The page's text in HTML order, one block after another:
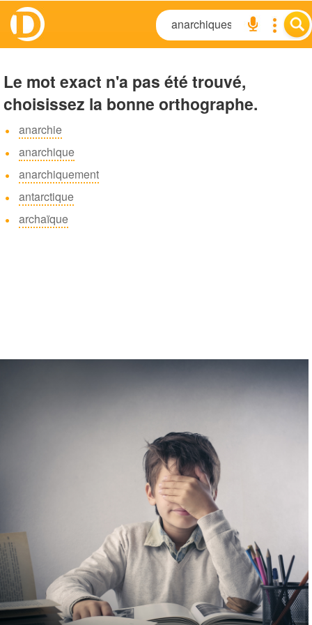
Le mot exact n'a pas été trouvé,
choisissez la bonne orthographe.
anarchie
anarchique
anarchiquement
antarctique
archaïque